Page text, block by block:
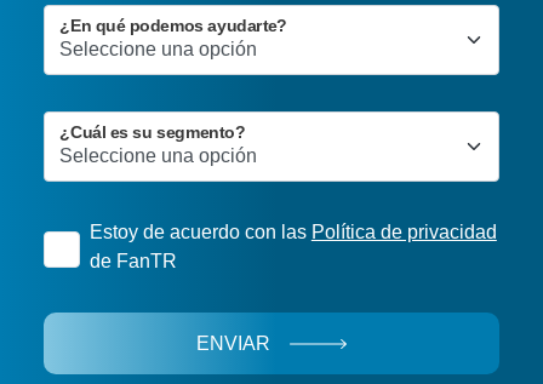
¿En qué podemos ayudarte?
¿Cuál es su segmento?
Estoy de acuerdo con las Política de privacidad
de FanTR
ENVIAR